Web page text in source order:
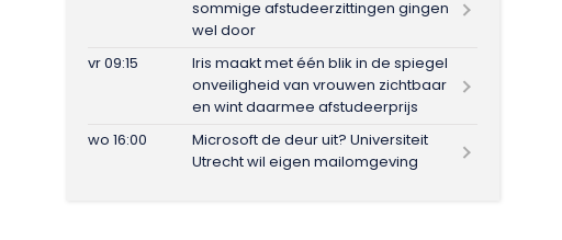
sommige afstudeerzittingen gingen
wel door
vr 09:15
Iris maakt met één blik in de spiegel
onveiligheid van vrouwen zichtbaar
en wint daarmee afstudeerprijs
wo 16:00
Microsoft de deur uit? Universiteit
Utrecht wil eigen mailomgeving